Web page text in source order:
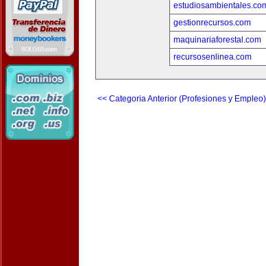
gestionrecursos.com
maquinariaforestal.com
recursosenlinea.com
<< Categoria Anterior (Profesiones y Empleo)